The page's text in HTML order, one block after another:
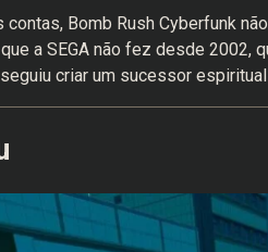
contas, Bomb Rush Cyberfunk
a SEGA não fez desde 2002,
criar um sucessor